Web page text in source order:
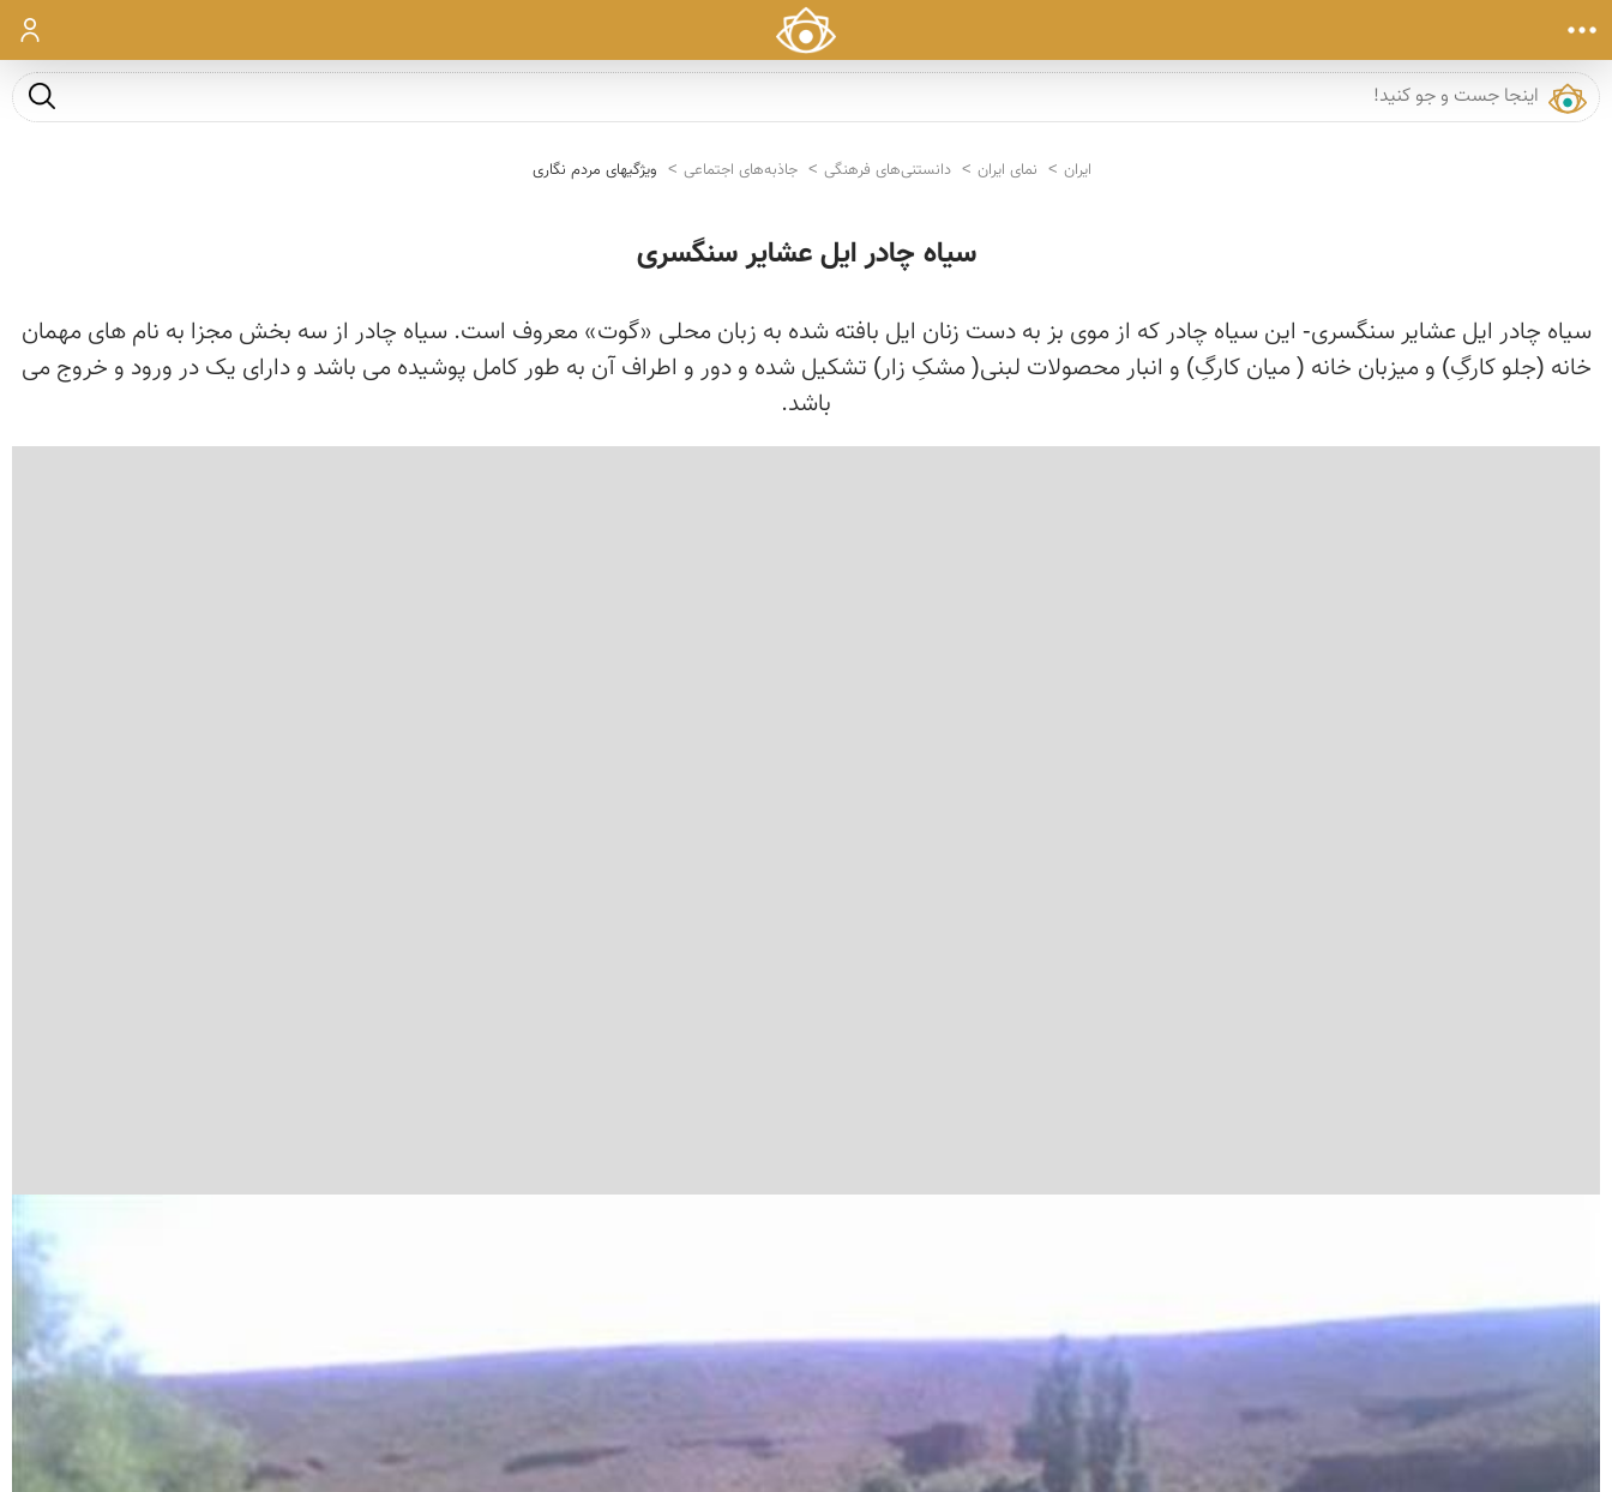
ورود
جست و
ایران نمای ایران دانستنی‌های فرهنگی جاذبه‌های اجتماعی ویژگیهای مردم نگاری
سیاه چادر ایل عشایر سنگسری
سیاه چادر ایل عشایر سنگسری- این سیاه چادر که از موی بز به دست زنان ایل بافته شده به زبان محلی «گوت» معروف است. سیاه چادر از سه بخش مجزا به نام های مهمان
خانه (جلو کارگِ) و میزبان خانه ( میان کارگِ) و انبار محصولات لبنی( مشکِ زار) تشکیل شده و دور و اطراف آن به طور کامل پوشیده می باشد و دارای یک در ورود و خروج می
باشد.